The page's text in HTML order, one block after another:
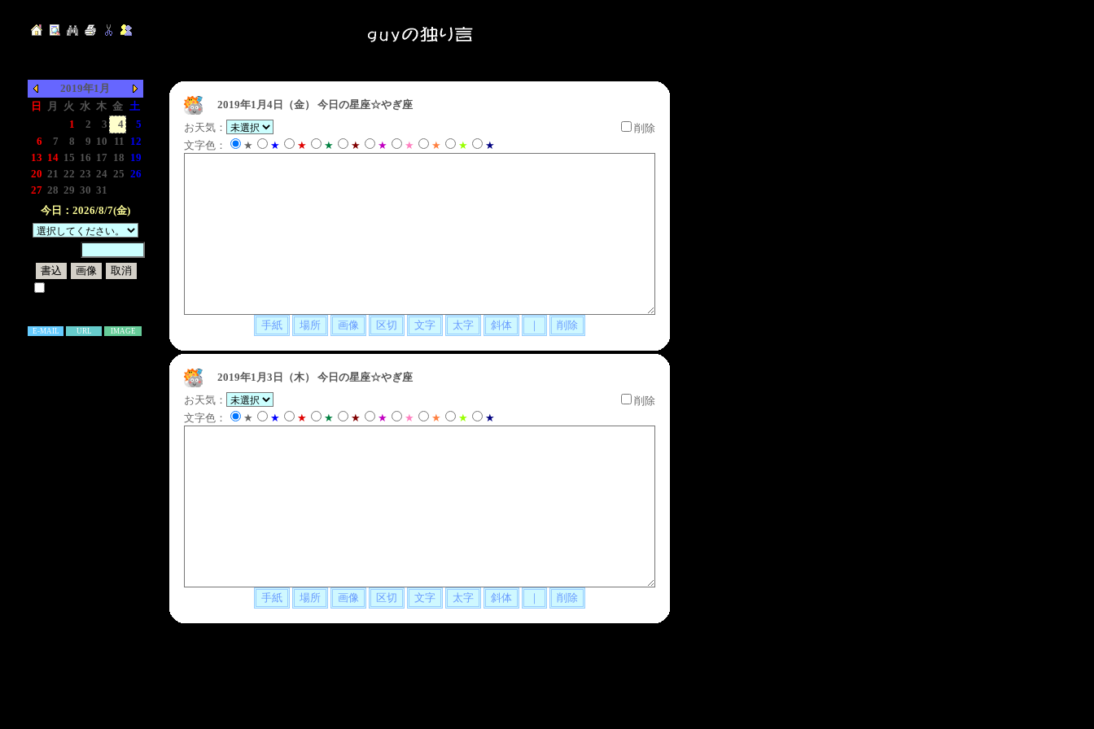
2019年1月
日
月 火 水 木 金 土
1 2 3 4
5
6
7 8 9 10 11 12
13 14 15 16 17 18 19
20 21 22 23 24 25 26
27 28 29 30 31
今日：2026/8/7(金)
E-MAIL URL IMAGE
2019年1月4日（金）
今日の星座☆やぎ座
お天気：
削除
文字色：
★ ★ ★ ★ ★ ★ ★ ★ ★ ★
2019年1月3日（木）
今日の星座☆やぎ座
お天気：
削除
文字色：
★ ★ ★ ★ ★ ★ ★ ★ ★ ★